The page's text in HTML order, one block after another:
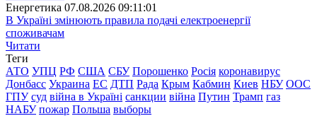
Енергетика 07.08.2026 09:11:01
В Україні змінюють правила подачі електроенергії
споживачам
Читати
Теги
АТО УПЦ РФ США СБУ Порошенко Росія коронавирус
Донбасс Украина ЕС ДТП Рада Крым Кабмин Киев НБУ ООС
ГПУ суд війна в Україні санкции війна Путин Трамп газ
НАБУ пожар Польша выборы